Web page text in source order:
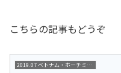
こちらの記事もどうぞ
2019.07 ベトナム・ホーチミン/ニャチャン